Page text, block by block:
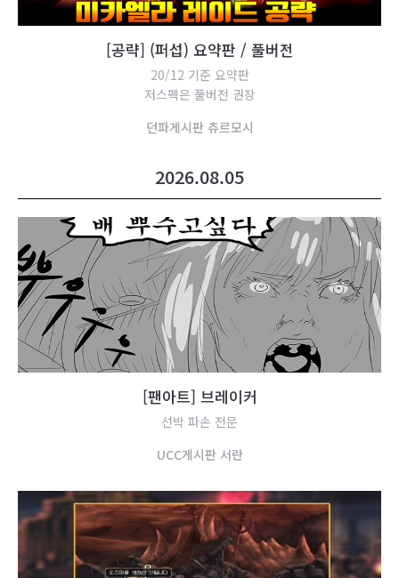
[공략] (퍼섭) 요약판 / 풀버전
20/12 기준 요약판
저스펙은 풀버전 권장
던파게시판 츄르모시
2026.08.05
[팬아트] 브레이커
선박 파손 전문
UCC게시판 서란